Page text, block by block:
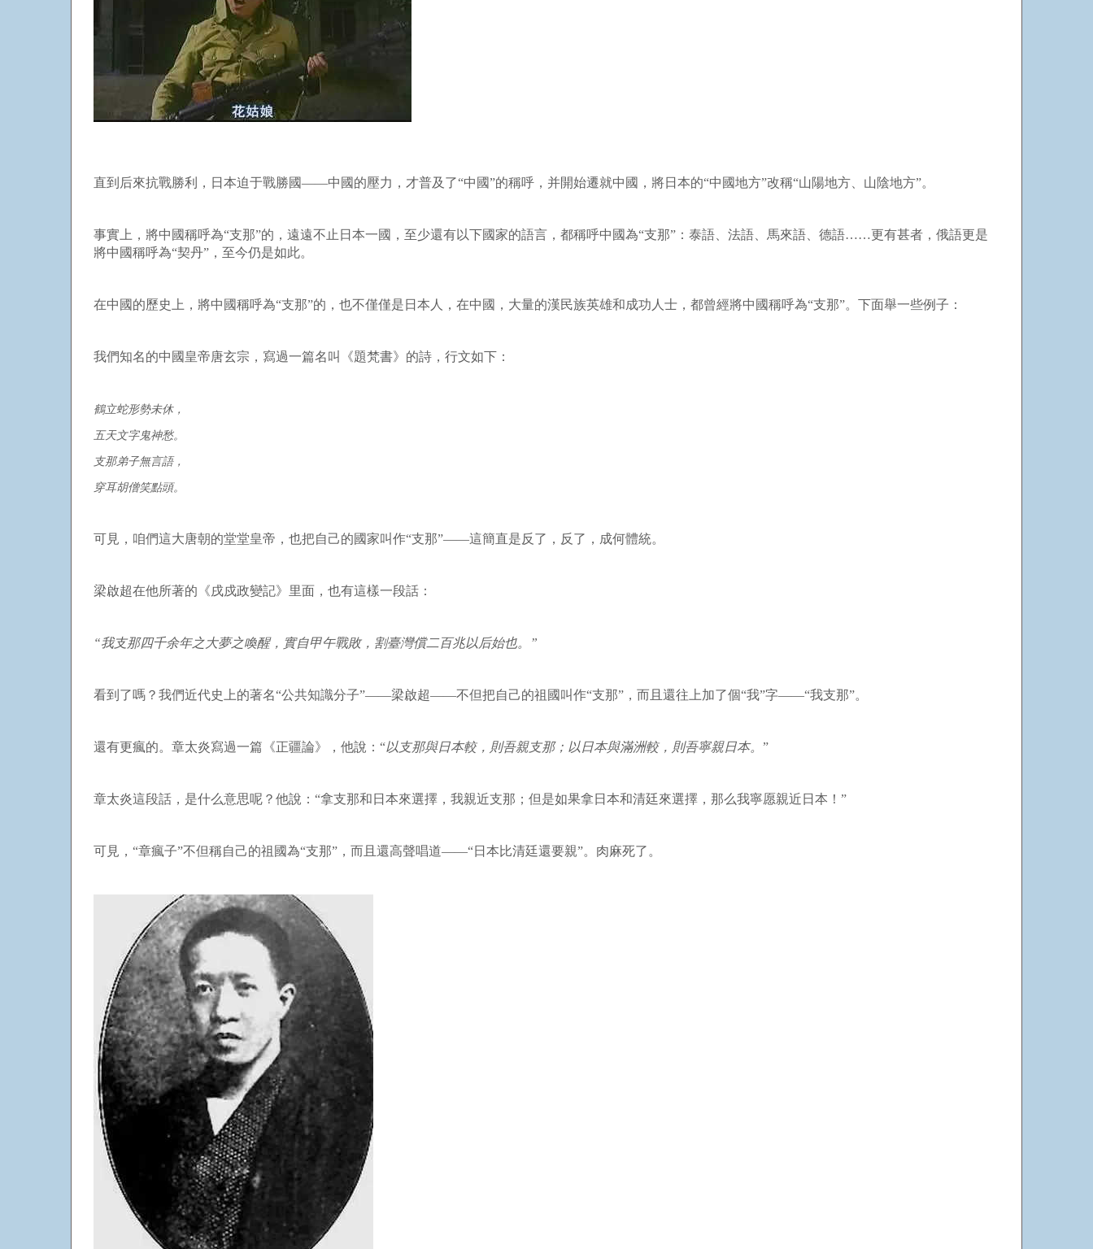
直到后來抗戰勝利，日本迫于戰勝國——中國的壓力，才普及了“中國”的稱呼，并開始遷就中國，將日本的“中國地方”改稱“山陽地方、山陰地方”。
事實上，將中國稱呼為“支那”的，遠遠不止日本一國，至少還有以下國家的語言，都稱呼中國為“支那”：泰語、法語、馬來語、德語……更有甚者，俄語更是
將中國稱呼為“契丹”，至今仍是如此。
在中國的歷史上，將中國稱呼為“支那”的，也不僅僅是日本人，在中國，大量的漢民族英雄和成功人士，都曾經將中國稱呼為“支那”。下面舉一些例子：
我們知名的中國皇帝唐玄宗，寫過一篇名叫《題梵書》的詩，行文如下：
鶴立蛇形勢未休，
五天文字鬼神愁。
支那弟子無言語，
穿耳胡僧笑點頭。
可見，咱們這大唐朝的堂堂皇帝，也把自己的國家叫作“支那”——這簡直是反了，反了，成何體統。
梁啟超在他所著的《戌戍政變記》里面，也有這樣一段話：
“我支那四千余年之大夢之喚醒，實自甲午戰敗，割臺灣償二百兆以后始也。”
看到了嗎？我們近代史上的著名“公共知識分子”——梁啟超——不但把自己的祖國叫作“支那”，而且還往上加了個“我”字——“我支那”。
還有更瘋的。章太炎寫過一篇《正疆論》，他說：“以支那與日本較，則吾親支那；以日本與滿洲較，則吾寧親日本。 ”
章太炎這段話，是什么意思呢？他說：“拿支那和日本來選擇，我親近支那；但是如果拿日本和清廷來選擇，那么我寧愿親近日本！”
可見，“章瘋子”不但稱自己的祖國為“支那”，而且還高聲唱道——“日本比清廷還要親”。肉麻死了。